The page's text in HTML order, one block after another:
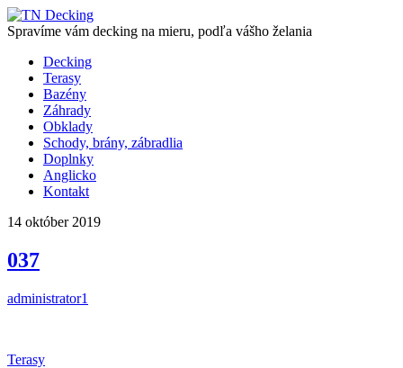
Spravíme vám decking na mieru, podľa vášho želania
Decking
Terasy
Bazény
Záhrady
Obklady
Schody, brány, zábradlia
Doplnky
Anglicko
Kontakt
14 október 2019
037
administrator1
Terasy